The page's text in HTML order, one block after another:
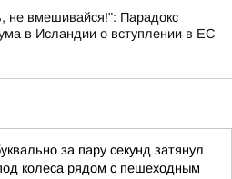
не вмешивайся!": Парадокс
в Исландии о вступлении в ЕС
за пару секунд затянул
колеса рядом с пешеходным